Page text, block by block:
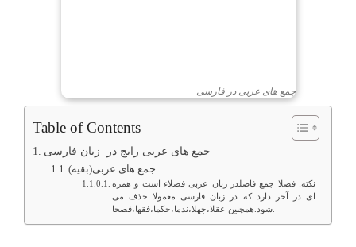
جمع های عربی در فارسی
Table of Contents
جمع های عربی رایج در زبان فارسی
جمع های عربی(بقیه)
نکته: فضلا جمع فاضلدر زبان عربی فضلاء است و همزه
ای در آخر دارد که در زبان فارسی معمولا حذف می
شود.همچنین عقلا،جهلا،ندما،حکما،فقها،فصحا.